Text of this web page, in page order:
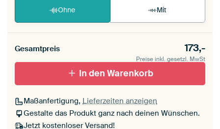
Ohne Mit
Gesamtpreis 173,-
Preise inkl. gesetzl. MwSt
In den Warenkorb
Maßanfertigung, Lieferzeiten anzeigen
Gestalte das Produkt ganz nach deinen Wünschen.
Jetzt kostenloser Versand!